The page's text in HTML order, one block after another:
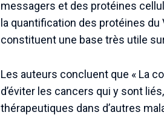
messagers et des protéines
la quantification des protéines
constituent une base très utile sur
Les auteurs concluent que « La
d’éviter les cancers qui y sont
thérapeutiques dans d’autres